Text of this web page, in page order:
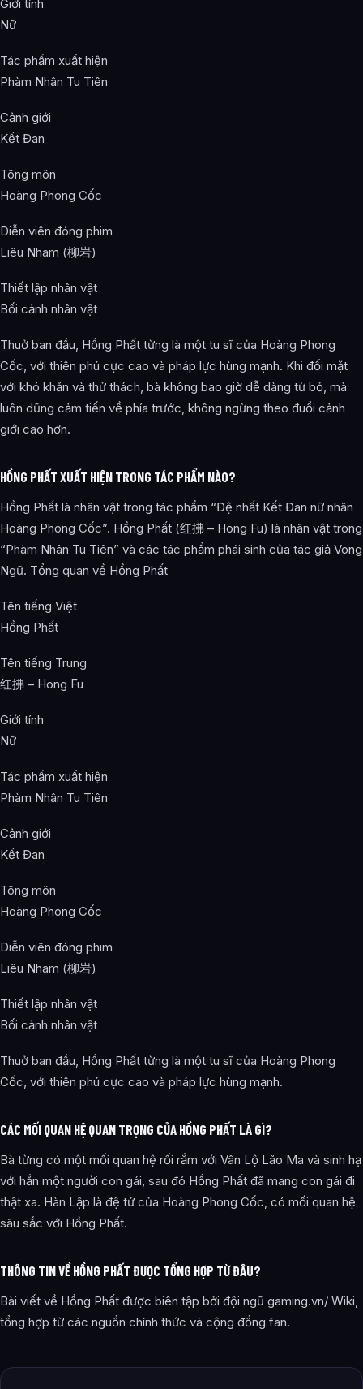
Giới tính
Nữ
Tác phẩm xuất hiện
Phàm Nhân Tu Tiên
Cảnh giới
Kết Đan
Tông môn
Hoàng Phong Cốc
Diễn viên đóng phim
Liêu Nham (柳岩)
Thiết lập nhân vật
Bối cảnh nhân vật
Thuở ban đầu, Hồng Phất từng là một tu sĩ của Hoàng Phong
Cốc, với thiên phú cực cao và pháp lực hùng mạnh. Khi đối mặt
với khó khăn và thử thách, bà không bao giờ dễ dàng từ bỏ, mà
luôn dũng cảm tiến về phía trước, không ngừng theo đuổi cảnh
giới cao hơn.
HỒNG PHẤT XUẤT HIỆN TRONG TÁC PHẨM NÀO?
Hồng Phất là nhân vật trong tác phẩm “Đệ nhất Kết Đan nữ nhân
Hoàng Phong Cốc”. Hồng Phất (红拂 – Hong Fu) là nhân vật trong
“Phàm Nhân Tu Tiên” và các tác phẩm phái sinh của tác giả Vong
Ngữ. Tổng quan về Hồng Phất
Tên tiếng Việt
Hồng Phất
Tên tiếng Trung
红拂 – Hong Fu
Giới tính
Nữ
Tác phẩm xuất hiện
Phàm Nhân Tu Tiên
Cảnh giới
Kết Đan
Tông môn
Hoàng Phong Cốc
Diễn viên đóng phim
Liêu Nham (柳岩)
Thiết lập nhân vật
Bối cảnh nhân vật
Thuở ban đầu, Hồng Phất từng là một tu sĩ của Hoàng Phong
Cốc, với thiên phú cực cao và pháp lực hùng mạnh.
CÁC MỐI QUAN HỆ QUAN TRỌNG CỦA HỒNG PHẤT LÀ GÌ?
Bà từng có một mối quan hệ rối rắm với Vân Lộ Lão Ma và sinh hạ
với hắn một người con gái, sau đó Hồng Phất đã mang con gái đi
thật xa. Hàn Lập là đệ tử của Hoàng Phong Cốc, có mối quan hệ
sâu sắc với Hồng Phất.
THÔNG TIN VỀ HỒNG PHẤT ĐƯỢC TỔNG HỢP TỪ ĐÂU?
Bài viết về Hồng Phất được biên tập bởi đội ngũ gaming.vn/ Wiki,
tổng hợp từ các nguồn chính thức và cộng đồng fan.